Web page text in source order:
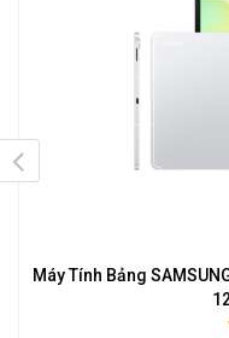
Máy Tính Bảng